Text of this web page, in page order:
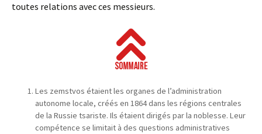
toutes relations avec ces messieurs.
Les zemstvos étaient les organes de l’administration
autonome locale, créés en 1864 dans les régions centrales
de la Russie tsariste. Ils étaient dirigés par la noblesse. Leur
compétence se limitait à des questions administratives